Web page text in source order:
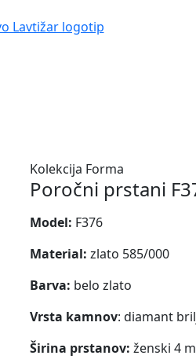
Kolekcija Forma
Poročni prstani
Model: F376
Material: zlato 585/000
Barva: belo zlato
Vrsta kamnov: diamant
Širina prstanov: ženski 4